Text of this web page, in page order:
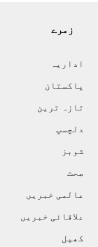
زمرے
اداريہ
پاکستان
تازہ ترين
دلچسپ
شوبز
صحت
عالمی خبريں
علاقائی خبريں
کھيل